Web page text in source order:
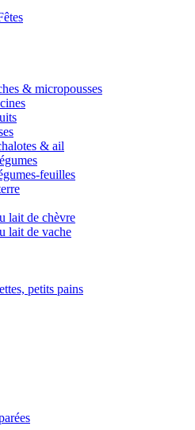
& micropousses
& ail
feuilles
lait de chèvre
lait de vache
petits pains